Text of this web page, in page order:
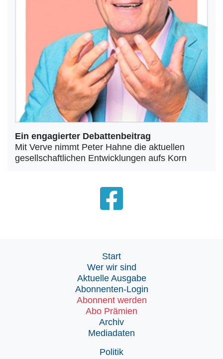
Ein engagierter Debattenbeitrag
Mit Verve nimmt Peter Hahne die aktuellen
gesellschaftlichen Entwicklungen aufs Korn
Start
Wer wir sind
Aktuelle Ausgabe
Abonnenten-Login
Abonnent werden
Abo Prämien
Archiv
Mediadaten
Politik